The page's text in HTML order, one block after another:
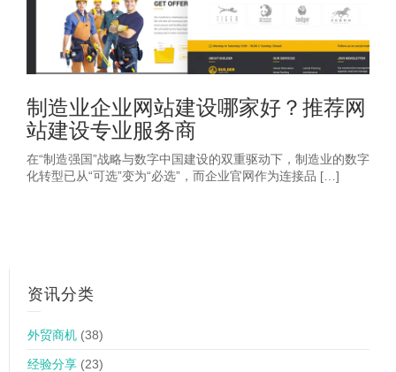
制造业企业网站建设哪家好？推荐网
站建设专业服务商
在“制造强国”战略与数字中国建设的双重驱动下，制造业的数字
化转型已从“可选”变为“必选”，而企业官网作为连接品 […]
资讯分类
外贸商机 (38)
经验分享 (23)